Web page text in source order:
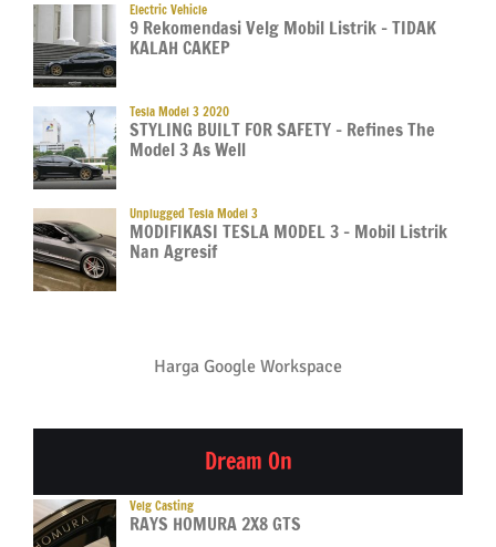
Electric Vehicle
9 Rekomendasi Velg Mobil Listrik – TIDAK
KALAH CAKEP
Tesla Model 3 2020
STYLING BUILT FOR SAFETY – Refines The
Model 3 As Well
Unplugged Tesla Model 3
MODIFIKASI TESLA MODEL 3 – Mobil Listrik
Nan Agresif
Harga Google Workspace
Dream On
Velg Casting
RAYS HOMURA 2X8 GTS